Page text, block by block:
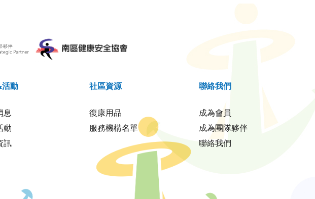
動
息
動
訊
社區資源
復康用品
服務機構名單
聯絡我們
成為會員
成為團隊夥伴
聯絡我們